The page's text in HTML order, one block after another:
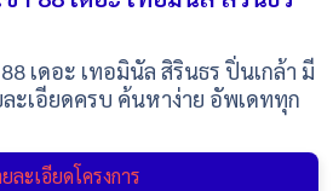
เดอะ เทอมินัล สิรินธร ปิ่นเกล้า มี
ะเอียดครบ ค้นหาง่าย อัพเดททุก
ละเอียดโครงการ